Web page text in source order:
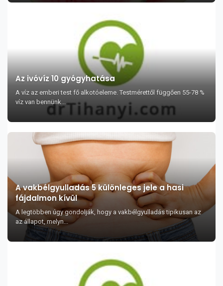
Az ivóvíz 10 gyógyhatása
A víz az emberi test fő alkotóeleme. Testmérettől függően 55-78 %
víz van bennünk...
A vakbélgyulladás 5 különleges jele a hasi
fájdalmon kívül
A legtöbben úgy gondolják, hogy a vakbélgyulladás tipikusan az
az állapot, melyn...